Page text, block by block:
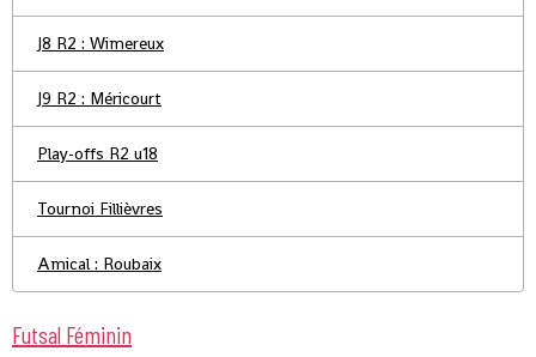
J8 R2 : Wimereux
J9 R2 : Méricourt
Play-offs R2 u18
Tournoi Fillièvres
Amical : Roubaix
Futsal Féminin